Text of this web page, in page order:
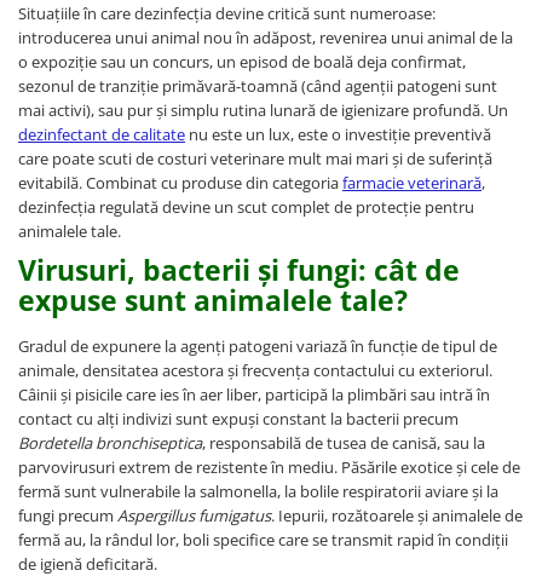
Situațiile în care dezinfecția devine critică sunt numeroase:
introducerea unui animal nou în adăpost, revenirea unui animal de la
o expoziție sau un concurs, un episod de boală deja confirmat,
sezonul de tranziție primăvară-toamnă (când agenții patogeni sunt
mai activi), sau pur și simplu rutina lunară de igienizare profundă. Un
dezinfectant de calitate nu este un lux, este o investiție preventivă
care poate scuti de costuri veterinare mult mai mari și de suferință
evitabilă. Combinat cu produse din categoriafarmacie veterinară,
dezinfecția regulată devine un scut complet de protecție pentru
animalele tale.
Virusuri, bacterii și fungi: cât de
expuse sunt animalele tale?
Gradul de expunere la agenți patogeni variază în funcție de tipul de
animale, densitatea acestora și frecvența contactului cu exteriorul.
Câinii și pisicile care ies în aer liber, participă la plimbări sau intră în
contact cu alți indivizi sunt expuși constant la bacterii precum
Bordetella bronchiseptica, responsabilă de tusea de canisă, sau la
parvovirusuri extrem de rezistente în mediu. Păsările exotice și cele de
fermă sunt vulnerabile la salmonella, la bolile respiratorii aviare și la
fungi precum Aspergillus fumigatus. Iepurii, rozătoarele și animalele de
fermă au, la rândul lor, boli specifice care se transmit rapid în condiții
de igienă deficitară.